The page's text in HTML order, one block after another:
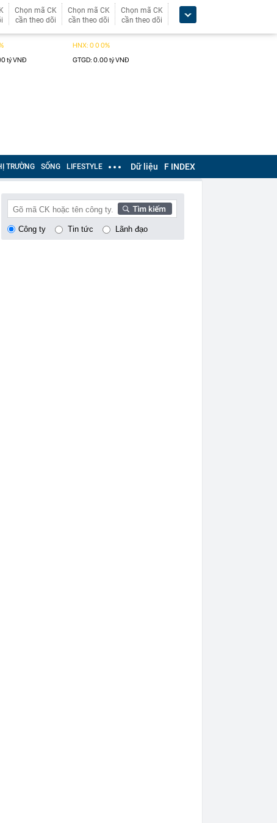
Chọn mã CK
cần theo dõi
Chọn mã CK
cần theo dõi
Chọn mã CK
cần theo dõi
TRƯỜNG SỐNG LIFESTYLE Dữ liệu F INDEX
Công ty Tin tức Lãnh đạo